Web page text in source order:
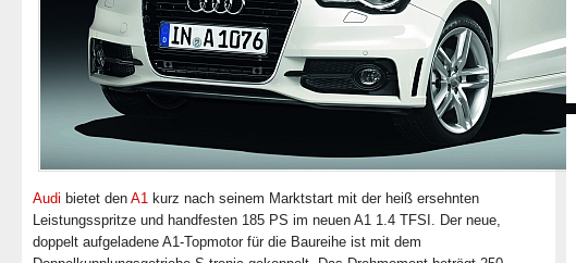
Audi bietet den A1 kurz nach seinem Marktstart mit der heiß ersehnten
Leistungsspritze und handfesten 185 PS im neuen A1 1.4 TFSI. Der neue,
doppelt aufgeladene A1-Topmotor für die Baureihe ist mit dem